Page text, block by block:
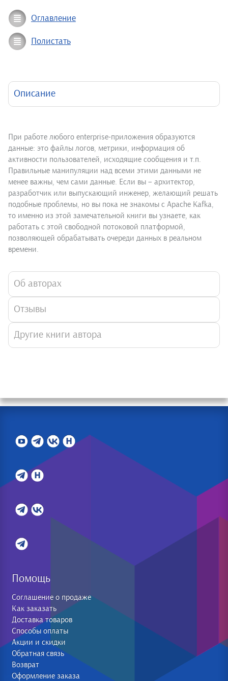
Оглавление
Полистать
Описание
При работе любого enterprise-приложения образуются
данные: это файлы логов, метрики, информация об
активности пользователей, исходящие сообщения и т.п.
Правильные манипуляции над всеми этими данными не
менее важны, чем сами данные. Если вы – архитектор,
разработчик или выпускающий инженер, желающий решать
подобные проблемы, но вы пока не знакомы с Apache Kafka,
то именно из этой замечательной книги вы узнаете, как
работать с этой свободной потоковой платформой,
позволяющей обрабатывать очереди данных в реальном
времени.
Об авторах
Отзывы
Другие книги автора
Помощь
Соглашение о продаже
Как заказать
Доставка товаров
Способы оплаты
Акции и скидки
Обратная связь
Возврат
Оформление заказа